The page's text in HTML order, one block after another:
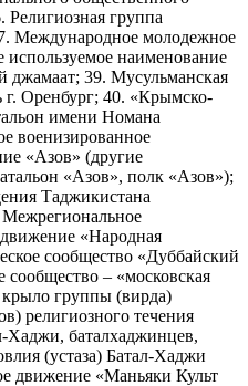
группа
Международное молодежное
наименование
джамаат; 39. Мусульманская
г. Оренбург; 40. «Крымско-
имени Номана
военизированное
«Азов» (другие
«Азов», полк «Азов»);
Таджикистана
движение «Народная
сообщество «Дуббайский
сообщество – «московская
группы (вирда)
религиозного течения
Хаджи, баталхаджинцев,
(устаза) Батал-Хаджи
движение «Маньяки Культ